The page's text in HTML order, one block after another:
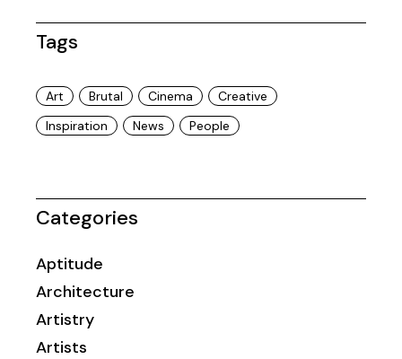
Tags
Art Brutal Cinema
Creative
Inspiration
News People
Categories
Aptitude
Architecture
Artistry
Artists